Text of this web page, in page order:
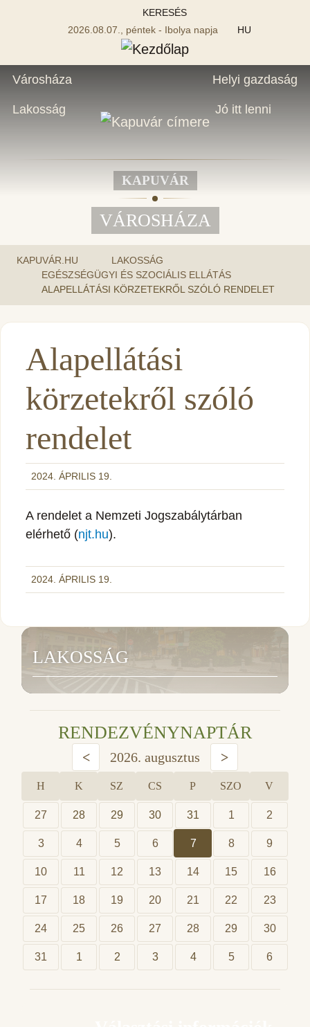
KERESÉS
2026.08.07., péntek - Ibolya napja
HU
Városháza
Lakosság
Helyi gazdaság
Jó itt lenni
KAPUVÁR
VÁROSHÁZA
KAPUVÁR.HU
LAKOSSÁG
EGÉSZSÉGÜGYI ÉS SZOCIÁLIS ELLÁTÁS
ALAPELLÁTÁSI KÖRZETEKRŐL SZÓLÓ RENDELET
Alapellátási
körzetekről szóló
rendelet
2024. ÁPRILIS 19.
A rendelet a Nemzeti Jogszabálytárban
elérhető (njt.hu).
2024. ÁPRILIS 19.
LAKOSSÁG
RENDEZVÉNYNAPTÁR
< 2026. augusztus >
H K SZ CS P SZO V
27 28 29 30 31 1 2
3 4 5 6 7 8 9
10 11 12 13 14 15 16
17 18 19 20 21 22 23
24 25 26 27 28 29 30
31 1 2 3 4 5 6